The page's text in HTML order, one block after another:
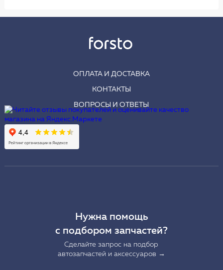
ОПЛАТА И ДОСТАВКА
КОНТАКТЫ
ВОПРОСЫ И ОТВЕТЫ
Нужна помощь
с подбором запчастей?
Сделайте запрос на подбор
автозапчастей и аксессуаров →